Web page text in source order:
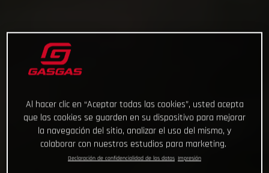
Al hacer clic en “Aceptar todas las cookies”, usted acepta
que las cookies se guarden en su dispositivo para mejorar
la navegación del sitio, analizar el uso del mismo, y
colaborar con nuestros estudios para marketing.
Declaración de confidencialidad de los datos Impresión